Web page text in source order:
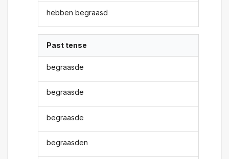
hebben begraasd
Past tense
begraasde
begraasde
begraasde
begraasden